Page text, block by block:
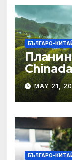
БЪЛГАРО-
MAY 21,
БЪЛГАРО-